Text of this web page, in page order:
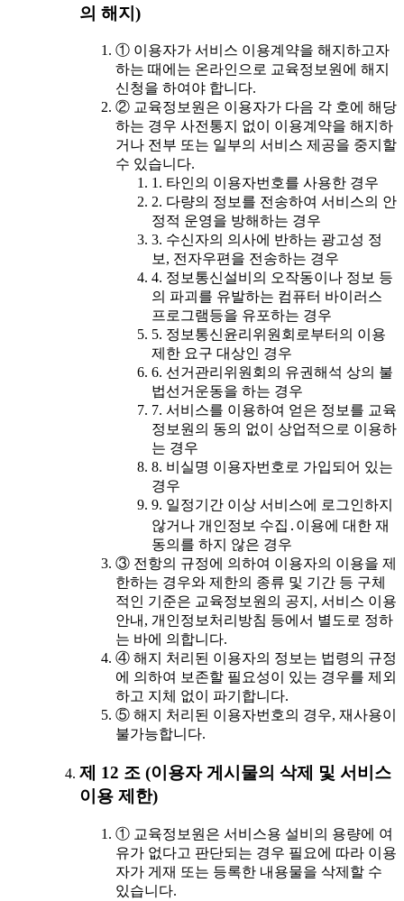
의 해지)
① 이용자가 서비스 이용계약을 해지하고자
하는 때에는 온라인으로 교육정보원에 해지
신청을 하여야 합니다.
② 교육정보원은 이용자가 다음 각 호에 해당
하는 경우 사전통지 없이 이용계약을 해지하
거나 전부 또는 일부의 서비스 제공을 중지할
수 있습니다.
1. 타인의 이용자번호를 사용한 경우
2. 다량의 정보를 전송하여 서비스의 안
정적 운영을 방해하는 경우
3. 수신자의 의사에 반하는 광고성 정
보, 전자우편을 전송하는 경우
4. 정보통신설비의 오작동이나 정보 등
의 파괴를 유발하는 컴퓨터 바이러스
프로그램등을 유포하는 경우
5. 정보통신윤리위원회로부터의 이용
제한 요구 대상인 경우
6. 선거관리위원회의 유권해석 상의 불
법선거운동을 하는 경우
7. 서비스를 이용하여 얻은 정보를 교육
정보원의 동의 없이 상업적으로 이용하
는 경우
8. 비실명 이용자번호로 가입되어 있는
경우
9. 일정기간 이상 서비스에 로그인하지
않거나 개인정보 수집․이용에 대한 재
동의를 하지 않은 경우
③ 전항의 규정에 의하여 이용자의 이용을 제
한하는 경우와 제한의 종류 및 기간 등 구체
적인 기준은 교육정보원의 공지, 서비스 이용
안내, 개인정보처리방침 등에서 별도로 정하
는 바에 의합니다.
④ 해지 처리된 이용자의 정보는 법령의 규정
에 의하여 보존할 필요성이 있는 경우를 제외
하고 지체 없이 파기합니다.
⑤ 해지 처리된 이용자번호의 경우, 재사용이
불가능합니다.
제 12 조 (이용자 게시물의 삭제 및 서비스
이용 제한)
① 교육정보원은 서비스용 설비의 용량에 여
유가 없다고 판단되는 경우 필요에 따라 이용
자가 게재 또는 등록한 내용물을 삭제할 수
있습니다.